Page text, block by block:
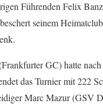
Führenden Felix
seinem
GC) hatte
das Turnier mit 222
Marc Mazur (GSV